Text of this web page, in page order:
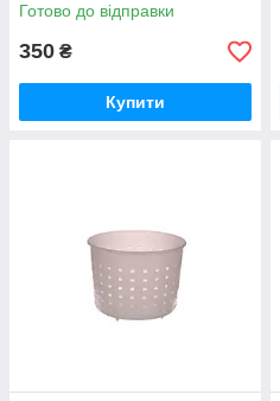
Готово до відправки
350 ₴
Купити